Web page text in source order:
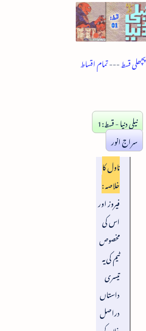
پچھلی قسط---تمام اقساط
نیلی دنیا - قسط:1
سراج انور
ناول کا
خلاصہ :
فیروز اور
اس کی
مخصوص
ٹیم کی یہ
تیسری
داستاں
دراصل